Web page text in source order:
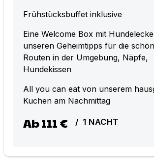
Frühstücksbuffet inklusive
Eine Welcome Box mit
unseren Geheimtipps für die
Routen in der Umgebung, Näpfe,
Hundekissen
All you can eat von unserem
Kuchen am Nachmittag
Ab111 € / 1 NACHT